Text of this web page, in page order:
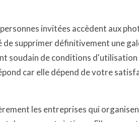
personnes invitées accèdent aux
de supprimer définitivement une
soudain de conditions d'utilisation
car elle dépend de votre
les entreprises qui